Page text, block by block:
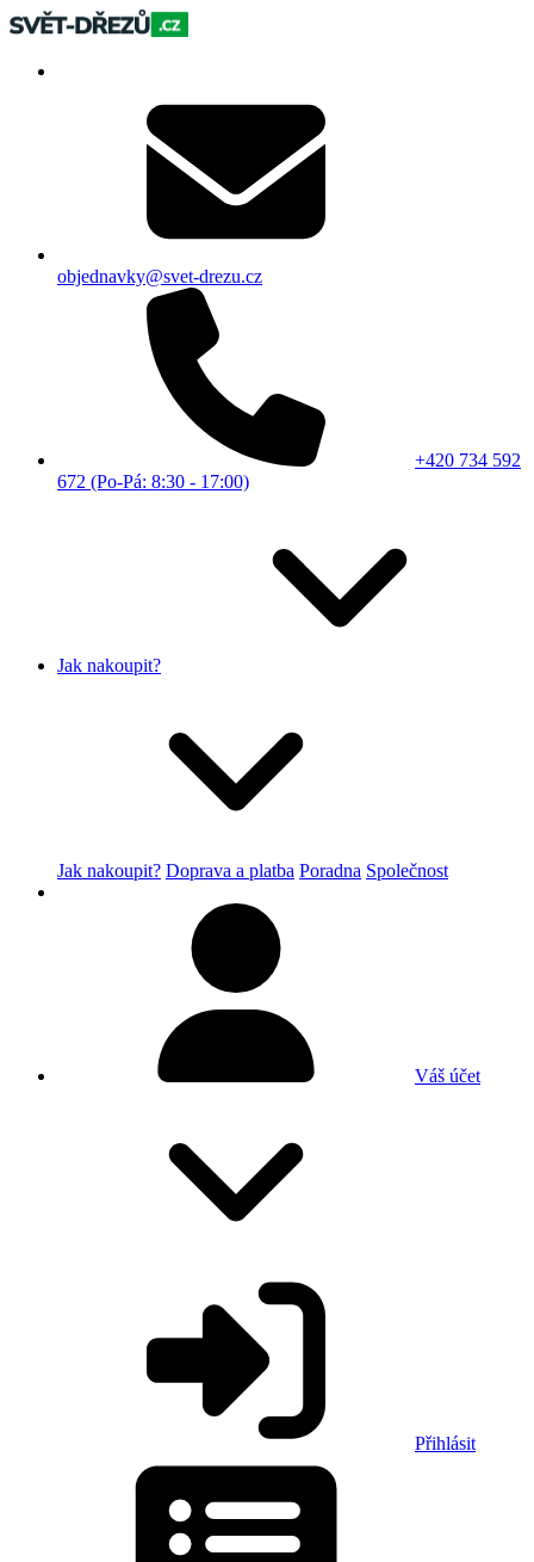
objednavky@svet-drezu.cz
+420 734 592
672 (Po-Pá: 8:30 - 17:00)
Jak nakoupit?
Jak nakoupit? Doprava a platba Poradna Společnost
Váš účet
Přihlásit